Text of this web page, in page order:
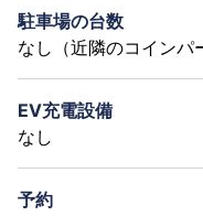
駐車場の台数
なし（近隣のコインパ
EV充電設備
なし
予約